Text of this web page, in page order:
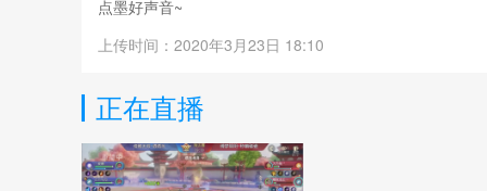
点墨好声音~
上传时间：2020年3月23日 18:10
正在直播